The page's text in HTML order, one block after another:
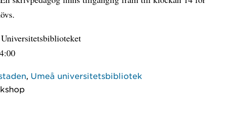
Umeå universitetsbibliotek